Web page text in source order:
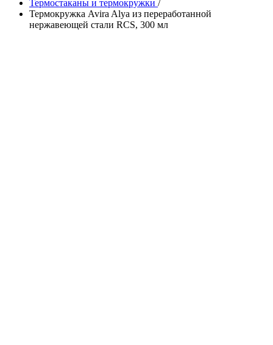
Термостаканы и термокружки /
Термокружка Avira Alya из переработанной
нержавеющей стали RCS, 300 мл